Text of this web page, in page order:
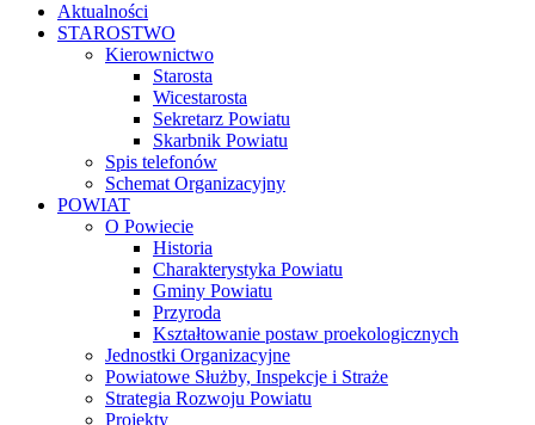
Aktualności
STAROSTWO
Kierownictwo
Starosta
Wicestarosta
Sekretarz Powiatu
Skarbnik Powiatu
Spis telefonów
Schemat Organizacyjny
POWIAT
O Powiecie
Historia
Charakterystyka Powiatu
Gminy Powiatu
Przyroda
Kształtowanie postaw proekologicznych
Jednostki Organizacyjne
Powiatowe Służby, Inspekcje i Straże
Strategia Rozwoju Powiatu
Projekty